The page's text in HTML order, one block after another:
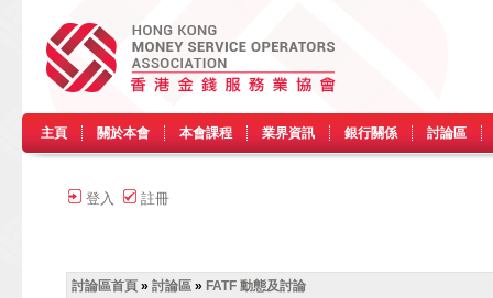
主頁 關於本會 本會課程 業界資訊 銀行關係 討論區
登入 註冊
討論區首頁 » 討論區 » FATF 動態及討論